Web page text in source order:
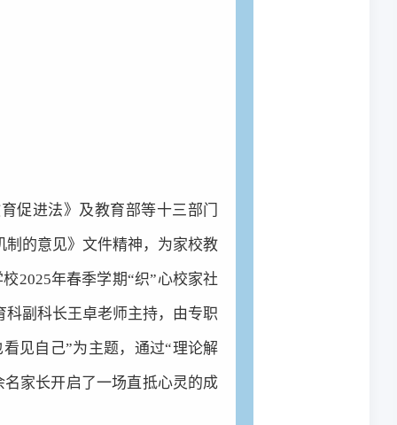
促进法》及教育部等十三部门
的意见》文件精神， 为家校教
2025年春季学期“织”心校家社
副科长王卓老师主持，由专职
见自己”为主题，通过“理论解
家长开启了一场直抵心灵的成